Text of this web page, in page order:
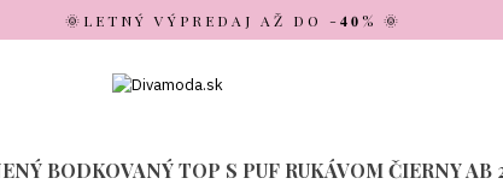
🌞LETNÝ VÝPREDAJ AŽ DO -𝟒𝟎% 🌞
BODKOVANÝ TOP S PUF RUKÁVOM ČIERNY AB